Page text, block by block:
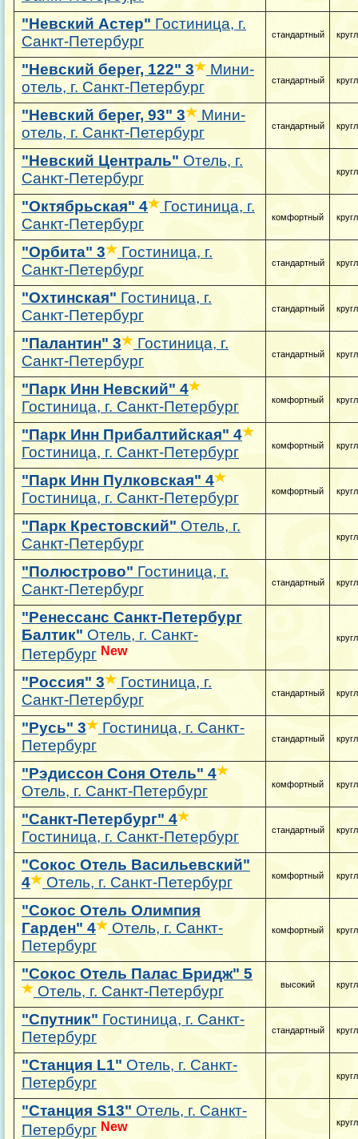
"Невский Астер" Гостиница, г.
Санкт-Петербург
стандартный
"Невский берег, 122" 3
Мини-
отель, г. Санкт-Петербург
стандартный
"Невский берег, 93" 3
Мини-
отель, г. Санкт-Петербург
стандартный
"Невский Централь" Отель, г.
Санкт-Петербург
"Октябрьская" 4
Гостиница, г.
Санкт-Петербург
комфортный
"Орбита" 3
Гостиница, г.
Санкт-Петербург
стандартный
"Охтинская" Гостиница, г.
Санкт-Петербург
стандартный
"Палантин" 3
Гостиница, г.
Санкт-Петербург
стандартный
"Парк Инн Невский" 4
Гостиница, г. Санкт-Петербург
комфортный
"Парк Инн Прибалтийская" 4
Гостиница, г. Санкт-Петербург
комфортный
"Парк Инн Пулковская" 4
Гостиница, г. Санкт-Петербург
комфортный
"Парк Крестовский" Отель, г.
Санкт-Петербург
"Полюстрово" Гостиница, г.
Санкт-Петербург
стандартный
"Ренессанс Санкт-Петербург
Балтик" Отель, г. Санкт-
Петербург New
"Россия" 3
Гостиница, г.
Санкт-Петербург
стандартный
"Русь" 3
Гостиница, г. Санкт-
Петербург
стандартный
"Рэдиссон Соня Отель" 4
Отель, г. Санкт-Петербург
комфортный
"Санкт-Петербург" 4
Гостиница, г. Санкт-Петербург
стандартный
"Сокос Отель Васильевский"
4
Отель, г. Санкт-Петербург комфортный
"Сокос Отель Олимпия
Гарден" 4
Отель, г. Санкт-
Петербург
комфортный
"Сокос Отель Палас Бридж" 5
Отель, г. Санкт-Петербург
высокий
"Спутник" Гостиница, г. Санкт-
Петербург
стандартный
"Станция L1" Отель, г. Санкт-
Петербург
"Станция S13" Отель, г. Санкт-
Петербург New